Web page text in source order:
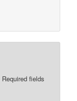
Required fields